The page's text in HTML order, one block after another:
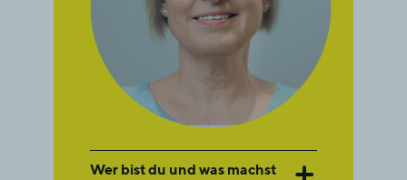
Wer bist du und was machst